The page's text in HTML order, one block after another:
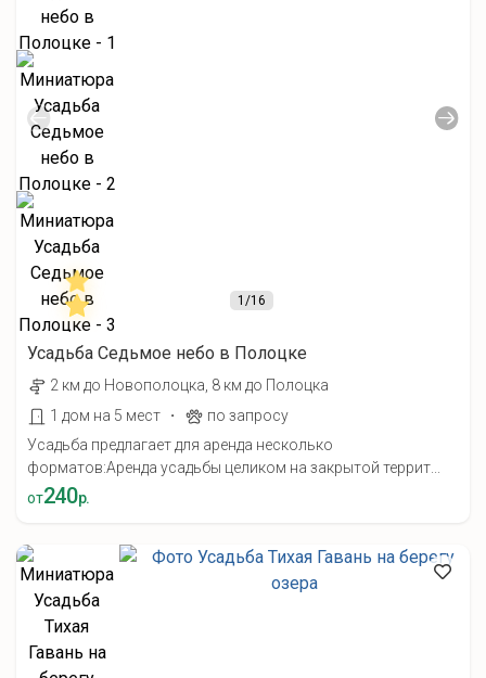
1/16
Усадьба Седьмое небо в Полоцке
2 км до Новополоцка, 8 км до Полоцка
1 дом на 5 мест
·
по запросу
Усадьба предлагает для аренда несколько
форматов:Аренда усадьбы целиком на закрытой террит...
от240р.